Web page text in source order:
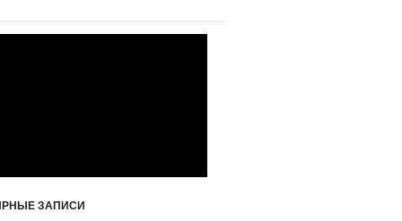
ЗАПИСИ